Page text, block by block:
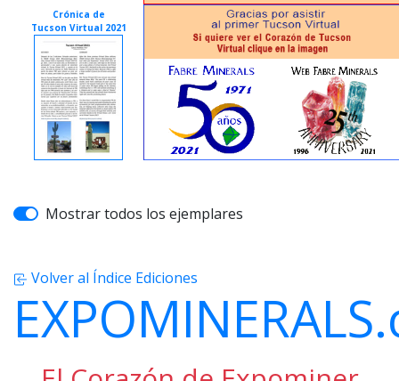
Crónica de
Tucson Virtual 2021
Mostrar todos los ejemplares
Volver al Índice Ediciones